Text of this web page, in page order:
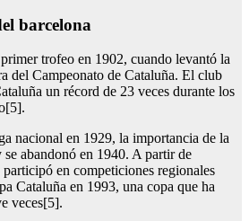
barcelona
trofeo en 1902, cuando levantó la
del Campeonato de Cataluña. El club
un récord de 23 veces durante los
nacional en 1929, la importancia de la
abandonó en 1940. A partir de
en competiciones regionales
Cataluña en 1993, una copa que ha
veces[5].